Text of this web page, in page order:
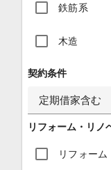
鉄筋系
木造
契約条件
定期借家含む
リフォーム・リノ
リフォー